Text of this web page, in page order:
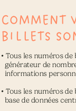
COMMENT
BILLETS
• Tous les numéros
générateur de
informations
• Tous les numéros
base de données